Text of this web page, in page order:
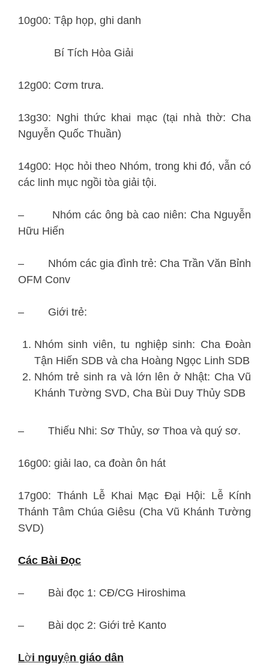
10g00: Tập họp, ghi danh
Bí Tích Hòa Giải
12g00: Cơm trưa.
13g30: Nghi thức khai mạc (tại nhà thờ: Cha
Nguyễn Quốc Thuần)
14g00: Học hỏi theo Nhóm, trong khi đó, vẫn có
các linh mục ngồi tòa giải tội.
– Nhóm các ông bà cao niên: Cha Nguyễn
Hữu Hiến
– Nhóm các gia đình trẻ: Cha Trần Văn Bỉnh
OFM Conv
– Giới trẻ:
Nhóm sinh viên, tu nghiệp sinh: Cha Đoàn
Tận Hiến SDB và cha Hoàng Ngọc Linh SDB
Nhóm trẻ sinh ra và lớn lên ở Nhật: Cha Vũ
Khánh Tường SVD, Cha Bùi Duy Thủy SDB
– Thiếu Nhi: Sơ Thủy, sơ Thoa và quý sơ.
16g00: giải lao, ca đoàn ôn hát
17g00: Thánh Lễ Khai Mạc Đại Hội: Lễ Kính
Thánh Tâm Chúa Giêsu (Cha Vũ Khánh Tường
SVD)
Các Bài Đọc
– Bài đọc 1: CĐ/CG Hiroshima
– Bài dọc 2: Giới trẻ Kanto
Lời nguyện giáo dân